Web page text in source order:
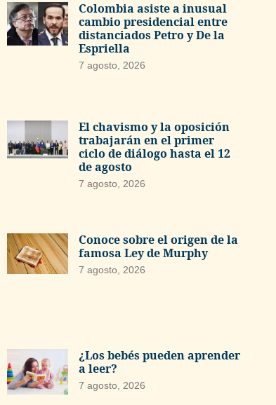
Colombia asiste a inusual
cambio presidencial entre
distanciados Petro y De la
Espriella
7 agosto, 2026
El chavismo y la oposición
trabajarán en el primer
ciclo de diálogo hasta el 12
de agosto
7 agosto, 2026
Conoce sobre el origen de la
famosa Ley de Murphy
7 agosto, 2026
¿Los bebés pueden aprender
a leer?
7 agosto, 2026